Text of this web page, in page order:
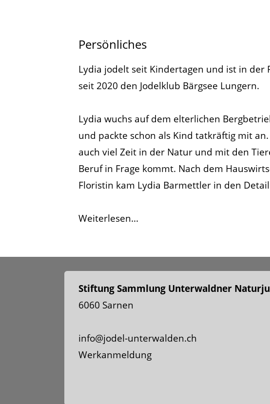
Persönliches
Lydia jodelt seit Kindertagen und ist in der
seit 2020 den Jodelklub Bärgsee Lungern.
Lydia wuchs auf dem elterlichen
und packte schon als Kind tatkräftig mit
auch viel Zeit in der Natur und mit den
Beruf in Frage kommt. Nach dem
Floristin kam Lydia Barmettler in den
Weiterlesen...
Stiftung Sammlung Unterwaldner
6060 Sarnen
info@jodel-unterwalden.ch
Werkanmeldung